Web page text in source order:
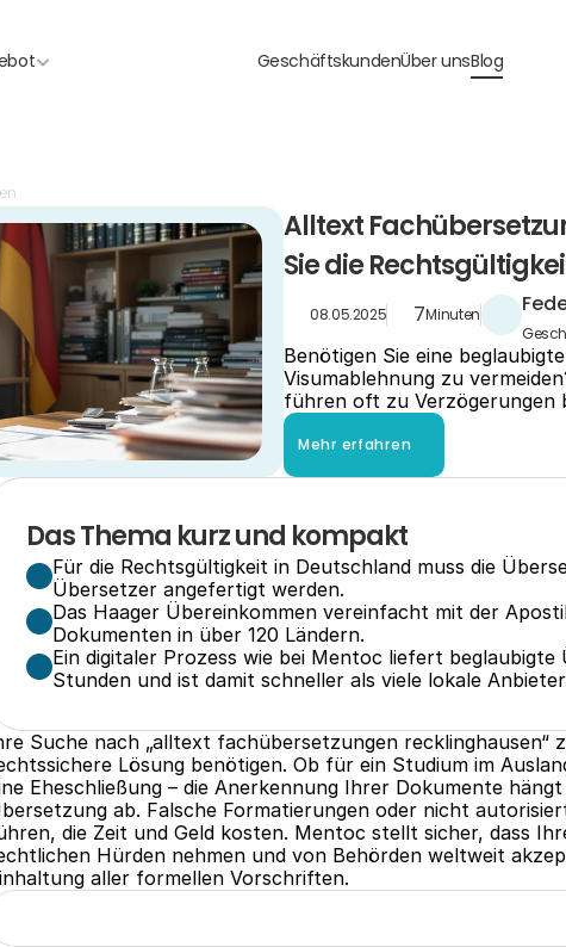
GeschäftskundenÜber unsBlog
Alltext
Sie die
08.05.2025 7Minuten
Benötigen Sie eine
Visumablehnung zu
führen oft zu Verzögerungen
Mehr erfahren
Das Thema kurz und kompakt
Für die Rechtsgültigkeit in Deutschland muss die
Übersetzer angefertigt werden.
Das Haager Übereinkommen vereinfacht mit der
Dokumenten in über 120 Ländern.
Ein digitaler Prozess wie bei Mentoc liefert
Stunden und ist damit schneller als viele lokale
Suche nach „alltext fachübersetzungen recklinghausen“
Lösung benötigen. Ob für ein Studium im
Eheschließung – die Anerkennung Ihrer Dokumente
ab. Falsche Formatierungen oder nicht
die Zeit und Geld kosten. Mentoc stellt sicher, dass
Hürden nehmen und von Behörden weltweit
aller formellen Vorschriften.